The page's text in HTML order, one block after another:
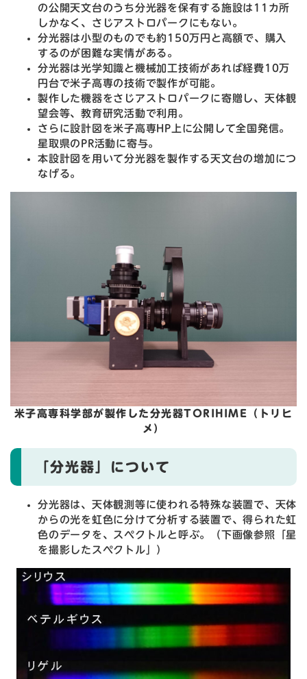
の公開天文台のうち分光器を保有する施設は11カ所
しかなく、さじアストロパークにもない。
分光器は小型のものでも約150万円と高額で、購入
するのが困難な実情がある。
分光器は光学知識と機械加工技術があれば経費10万
円台で米子高専の技術で製作が可能。
製作した機器をさじアストロパークに寄贈し、天体観
望会等、教育研究活動で利用。
さらに設計図を米子高専HP上に公開して全国発信。
星取県のPR活動に寄与。
本設計図を用いて分光器を製作する天文台の増加につ
なげる。
米子高専科学部が製作した分光器TORIHIME（トリヒ
メ）
「分光器」について
分光器は、天体観測等に使われる特殊な装置で、天体
からの光を虹色に分けて分析する装置で、得られた虹
色のデータを、スペクトルと呼ぶ。（下画像参照「星
を撮影したスペクトル」）